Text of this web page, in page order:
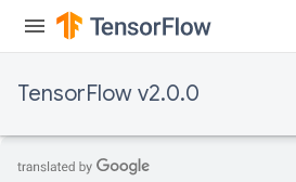
TensorFlow v2.0.0